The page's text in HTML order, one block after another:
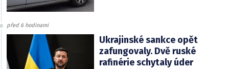
před 6 hodinami
Ukrajinské sankce opět
zafungovaly. Dvě ruské
rafinérie schytaly úder